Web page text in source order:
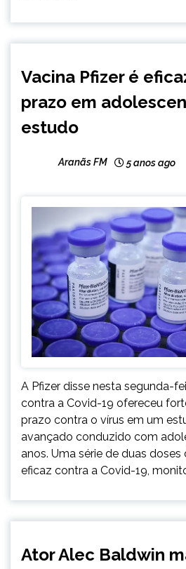
NOTÍCIAS
Vacina Pfizer é
prazo em
estudo
Aranãs FM 5 anos ago
A Pfizer disse nesta segunda-
contra a Covid-19 ofereceu
prazo contra o vírus em um
avançado conduzido com
anos. Uma série de duas doses
eficaz contra a Covid-19,
INTERNACIONAL
Ator Alec Baldwin